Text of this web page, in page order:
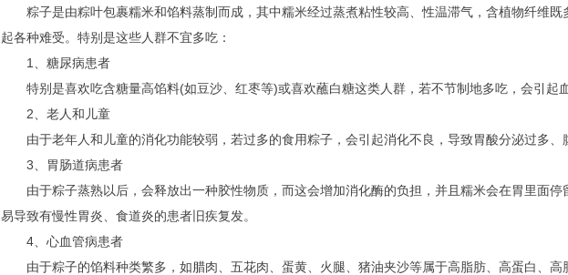
粽子是由粽叶包裹糯米和馅料蒸制而成，其中糯米经过蒸煮粘性较高、性温滞气，含植物纤维既
起各种难受。特别是这些人群不宜多吃：
1、糖尿病患者
特别是喜欢吃含糖量高馅料(如豆沙、红枣等)或喜欢蘸白糖这类人群，若不节制地多吃，会引起血
2、老人和儿童
由于老年人和儿童的消化功能较弱，若过多的食用粽子，会引起消化不良，导致胃酸分泌过多、
3、胃肠道病患者
由于粽子蒸熟以后，会释放出一种胶性物质，而这会增加消化酶的负担，并且糯米会在胃里面停
易导致有慢性胃炎、食道炎的患者旧疾复发。
4、心血管病患者
由于粽子的馅料种类繁多，如腊肉、五花肉、蛋黄、火腿、猪油夹沙等属于高脂肪、高蛋白、高